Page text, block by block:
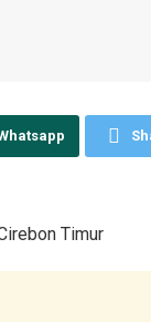
Timur